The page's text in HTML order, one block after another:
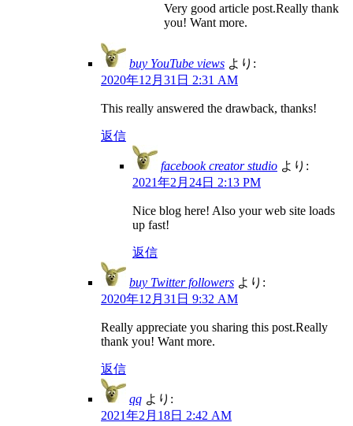
Very good article post.Really thank
you! Want more.
buy YouTube views より:
2020年12月31日 2:31 AM
This really answered the drawback, thanks!
返信
facebook creator studio より:
2021年2月24日 2:13 PM
Nice blog here! Also your web site loads
up fast!
返信
buy Twitter followers より:
2020年12月31日 9:32 AM
Really appreciate you sharing this post.Really
thank you! Want more.
返信
qq より:
2021年2月18日 2:42 AM